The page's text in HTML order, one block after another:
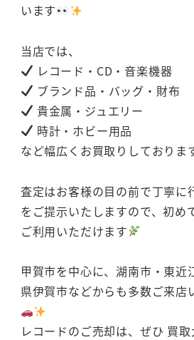
います
当店では、
レコード・CD・音楽機器
ブランド品・バッグ・財布
貴金属・ジュエリー
時計・ホビー用品
など幅広くお買取りしておりま
査定はお客様の目の前で丁寧に
をご提示いたしますので、初め
ご利用いただけます
甲賀市を中心に、湖南市・東近
県伊賀市などからも多数ご来店
レコードのご売却は、ぜひ 買